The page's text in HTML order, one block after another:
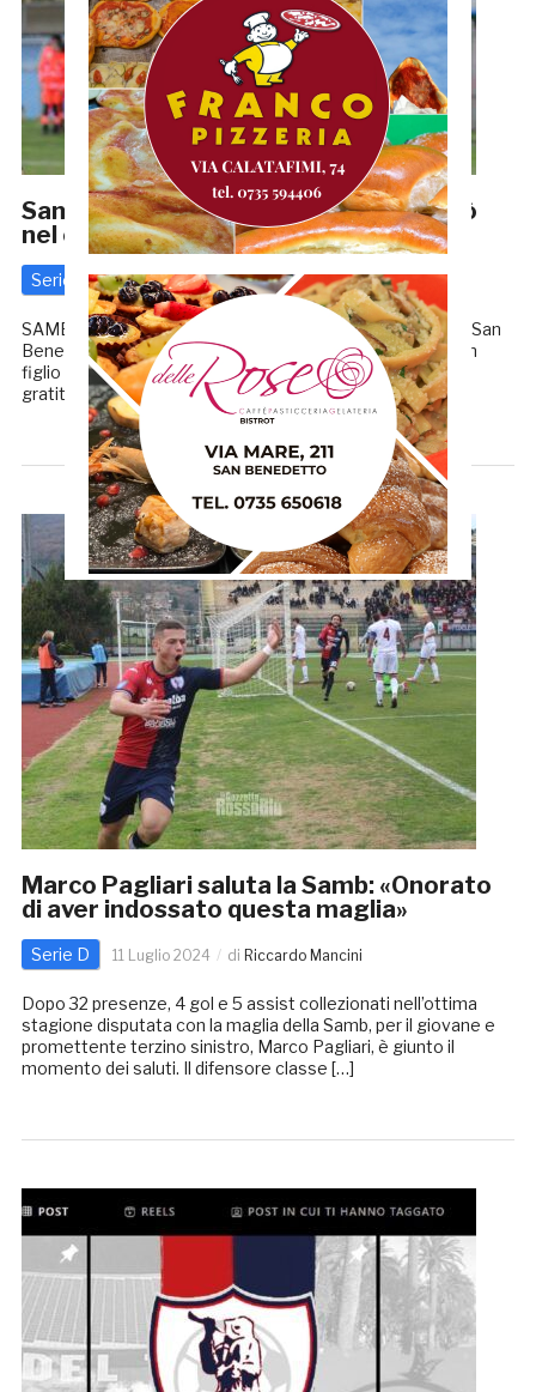
Samb, Battista: «Emozioni che porterò
nel cuore per tutta la vita»
Serie D 18 Maggio 2025 diRiccardo Mancini
SAMB VERSO L’ISCRIZIONE IN SERIE C «Sono arrivato a San
Benedetto 5 anni fa e questa città mi ha accolto come un
figlio adottivo. Sin da subito, ho sentito un debito di
gratitudine verso questa […]
Marco Pagliari saluta la Samb: «Onorato
di aver indossato questa maglia»
Serie D 11 Luglio 2024 di Riccardo Mancini
Dopo 32 presenze, 4 gol e 5 assist collezionati nell’ottima
stagione disputata con la maglia della Samb, per il giovane e
promettente terzino sinistro, Marco Pagliari, è giunto il
momento dei saluti. Il difensore classe […]